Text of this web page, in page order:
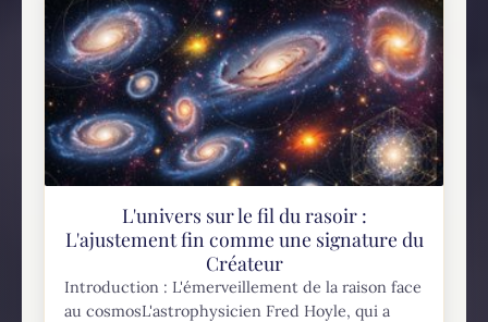
L'univers sur le fil du rasoir :
L'ajustement fin comme une signature du
Créateur
Introduction : L'émerveillement de la raison face
au cosmosL'astrophysicien Fred Hoyle, qui a